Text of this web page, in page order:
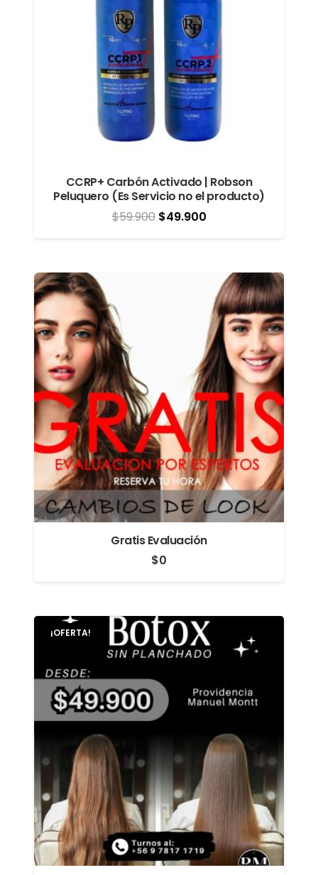
CCRP+ Carbón Activado | Robson
Peluquero (Es Servicio no el producto)
$59.900 El
precio
$49.900El
precio
$49.900.
Gratis Evaluación
$0
¡OFERTA!